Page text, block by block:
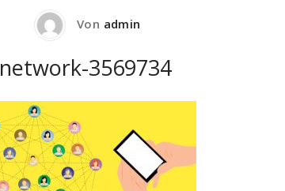
Von admin
network-3569734